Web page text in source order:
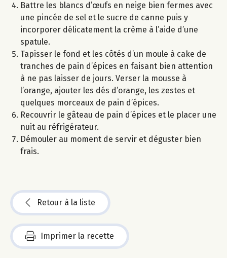
Battre les blancs d’œufs en neige bien fermes avec
une pincée de sel et le sucre de canne puis y
incorporer délicatement la crème à l’aide d’une
spatule.
Tapisser le fond et les côtés d’un moule à cake de
tranches de pain d’épices en faisant bien attention
à ne pas laisser de jours. Verser la mousse à
l’orange, ajouter les dés d’orange, les zestes et
quelques morceaux de pain d’épices.
Recouvrir le gâteau de pain d’épices et le placer une
nuit au réfrigérateur.
Démouler au moment de servir et déguster bien
frais.
Retour à la liste
Imprimer la recette